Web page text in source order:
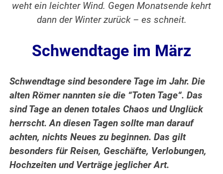
weht ein leichter Wind. Gegen Monatsende kehrt
dann der Winter zurück – es schneit.
Schwendtage im März
Schwendtage sind besondere Tage im Jahr. Die
alten Römer nannten sie die “Toten Tage“. Das
sind Tage an denen totales Chaos und Unglück
herrscht.An diesen Tagen sollte man darauf
achten, nichts Neues zu beginnen. Das gilt
besonders für Reisen, Geschäfte, Verlobungen,
Hochzeiten und Verträge jeglicher Art.